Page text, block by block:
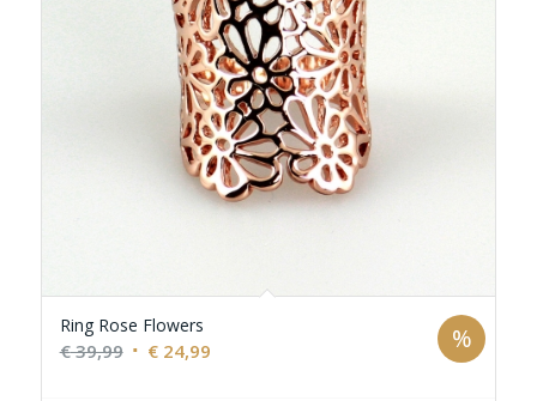
Ring Rose Flowers
€39,99 Ursprünglicher
€24,99Aktueller
%